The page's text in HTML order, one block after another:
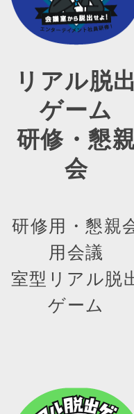
リアル脱
ゲーム
研修・懇
会
研修用・懇親
用会議
室型リアル脱
ゲーム